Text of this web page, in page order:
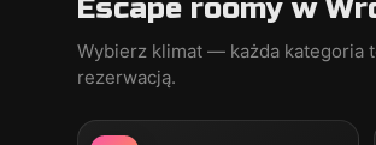
Escape roomy w
Wybierz klimat — każda kategoria
rezerwacją.